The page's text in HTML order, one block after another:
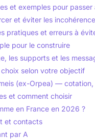
et exemples pour passer
et éviter les
pratiques et erreurs à
pour le construire
les supports et les
selon votre objectif
(ex-Orpea) —
et comment choisir
en France en 2026 ?
et contacts
par A